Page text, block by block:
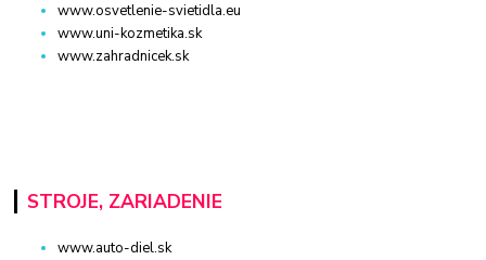
www.osvetlenie-svietidla.eu
www.uni-kozmetika.sk
www.zahradnicek.sk
STROJE, ZARIADENIE
www.auto-diel.sk